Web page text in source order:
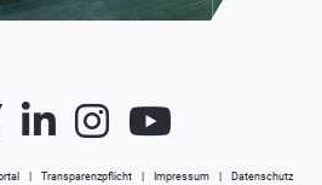
Transparenzpflicht Impressum Datenschutz